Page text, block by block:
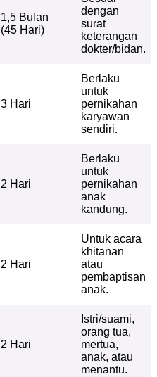
1,5 Bulan
(45 Hari)
dengan
surat
keterangan
dokter/bidan.
3 Hari
Berlaku
untuk
pernikahan
karyawan
sendiri.
2 Hari
Berlaku
untuk
pernikahan
anak
kandung.
2 Hari
Untuk acara
khitanan
atau
pembaptisan
anak.
2 Hari
Istri/suami,
orang tua,
mertua,
anak, atau
menantu.